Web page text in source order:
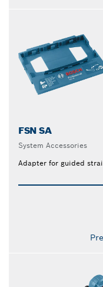
FSN SA
System Accessories
Adapter for guided